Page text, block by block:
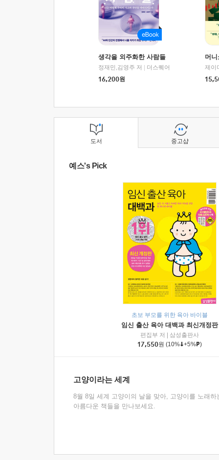
생각을 외주화한 사람들
정재민,김영주 저
더스퀘어
16,200원
머
도서
예스's Pick
초보 부모를 위한 육아 바이블
임신 출산 육아 대백과 최신개정판
편집부 저
삼성출판사
17,550원 (10% +5% )
고양이라는 세계
8월 8일 세계 고양이의 날을 맞아, 고양이를 노래하
아름다운 책들을 만나보세요.
중고샵